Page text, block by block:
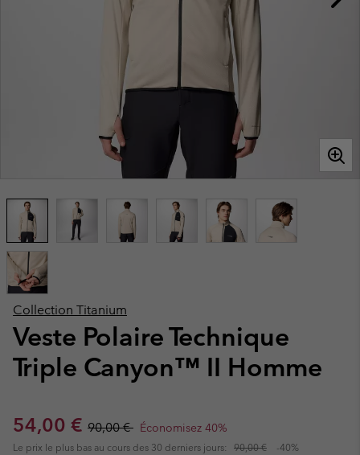
Collection Titanium
Veste Polaire Technique
Triple Canyon™ II Homme
Sale price:
54,00 € Regular price:
90,00 € Économisez 40%
Le prix le plus bas au cours des 30 derniers jours: 90,00 € -40%